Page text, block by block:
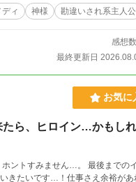
ものを増やしていく。 これは後に―― |戦場の神《ワル
ューレ》と呼ばれることになる、
ディ 神様 勘違いされ系主人公
感想
最終更新日
お気に
たら、ヒロイン…かもし
。 最後までのイメージはあるのでなん
きたいです…！仕事さえ余裕があれ